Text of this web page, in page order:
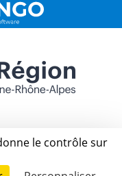
le contrôle sur